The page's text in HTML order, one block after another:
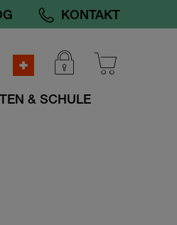
& SCHULE
KONTAKT